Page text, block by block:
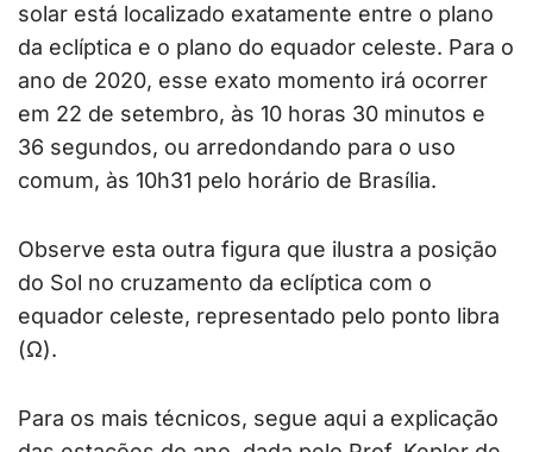
solar está localizado exatamente entre o plano
da eclíptica e o plano do equador celeste. Para o
ano de 2020, esse exato momento irá ocorrer
em 22 de setembro, às 10 horas 30 minutos e
36 segundos, ou arredondando para o uso
comum, às 10h31 pelo horário de Brasília.
Observe esta outra figura que ilustra a posição
do Sol no cruzamento da eclíptica com o
equador celeste, representado pelo ponto libra
(Ω).
Para os mais técnicos, segue aqui a explicação